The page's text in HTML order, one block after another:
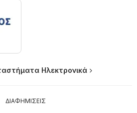
Hλεκτρονικά
ΔΙΑΦΗΜΙΣΕΙΣ